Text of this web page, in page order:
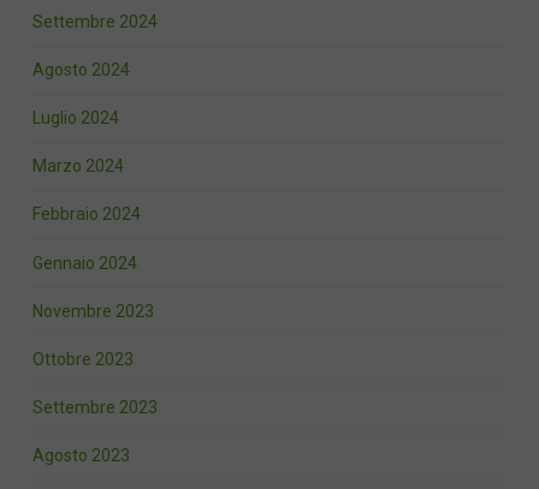
Settembre 2024
Agosto 2024
Luglio 2024
Marzo 2024
Febbraio 2024
Gennaio 2024
Novembre 2023
Ottobre 2023
Settembre 2023
Agosto 2023